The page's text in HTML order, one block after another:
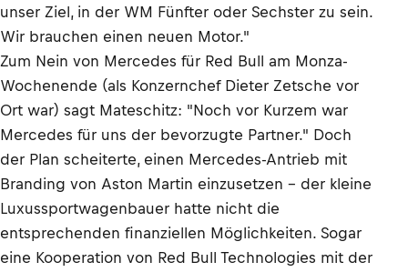
unser Ziel, in der WM Fünfter oder Sechster zu sein.
Wir brauchen einen neuen Motor."
Zum Nein von Mercedes für Red Bull am Monza-
Wochenende (als Konzernchef Dieter Zetsche vor
Ort war) sagt Mateschitz: "Noch vor Kurzem war
Mercedes für uns der bevorzugte Partner." Doch
der Plan scheiterte, einen Mercedes-Antrieb mit
Branding von Aston Martin einzusetzen – der kleine
Luxussportwagenbauer hatte nicht die
entsprechenden finanziellen Möglichkeiten. Sogar
eine Kooperation von Red Bull Technologies mit der